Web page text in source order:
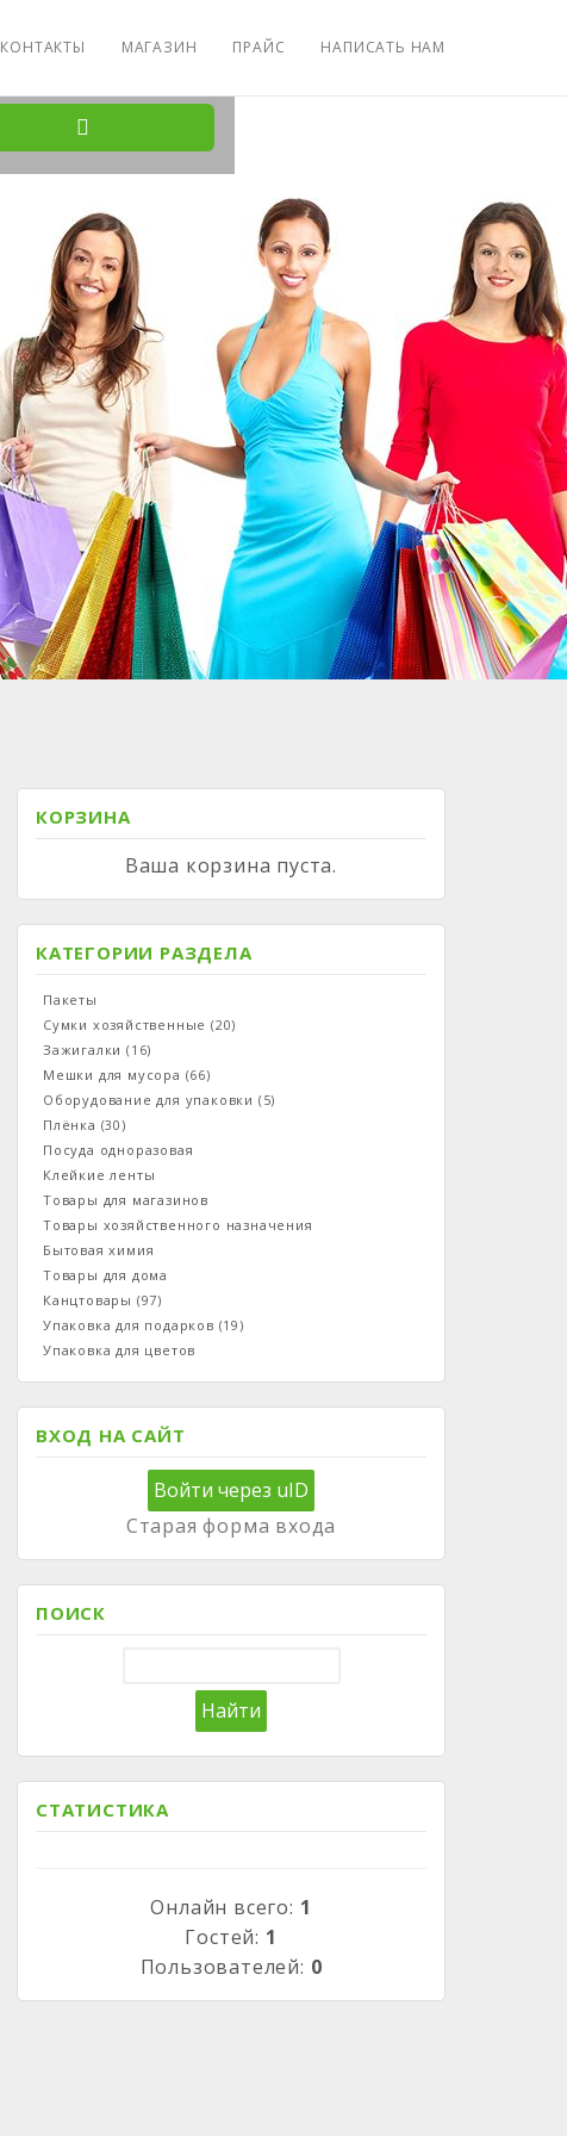
КОНТАКТЫ МАГАЗИН ПРАЙС НАПИСАТЬ НАМ
КОРЗИНА
Ваша корзина пуста.
КАТЕГОРИИ РАЗДЕЛА
Пакеты
Сумки хозяйственные (20)
Зажигалки (16)
Мешки для мусора (66)
Оборудование для упаковки (5)
Плёнка (30)
Посуда одноразовая
Клейкие ленты
Товары для магазинов
Товары хозяйственного назначения
Бытовая химия
Товары для дома
Канцтовары (97)
Упаковка для подарков (19)
Упаковка для цветов
ВХОД НА САЙТ
Войти через uID
Старая форма входа
ПОИСК
СТАТИСТИКА
Онлайн всего: 1
Гостей: 1
Пользователей: 0